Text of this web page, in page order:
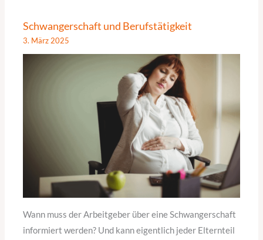
Schwangerschaft und Berufstätigkeit
3. März 2025
Wann muss der Arbeitgeber über eine Schwangerschaft
informiert werden? Und kann eigentlich jeder Elternteil